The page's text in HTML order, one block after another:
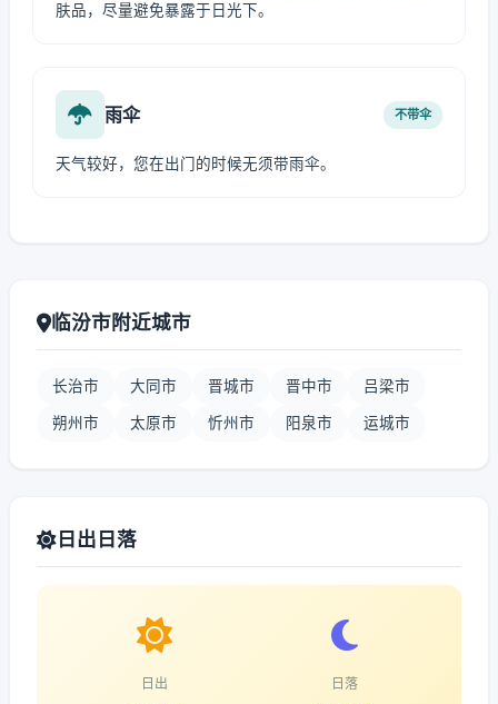
肤品，尽量避免暴露于日光下。
雨伞 不带伞
天气较好，您在出门的时候无须带雨伞。
临汾市附近城市
长治市 大同市 晋城市 晋中市 吕梁市
朔州市 太原市 忻州市 阳泉市 运城市
日出日落
日出 日落